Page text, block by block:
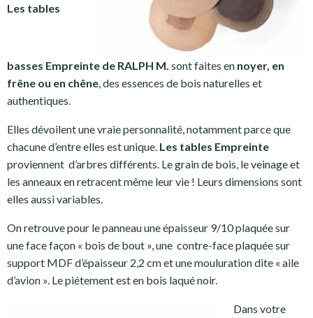
Les tables
basses Empreinte de RALPH M. sont faites en noyer, en
frêne ou en chêne , des essences de bois naturelles et
authentiques.
Elles dévoilent une vraie personnalité, notamment parce que
chacune d’entre elles est unique. Les tables Empreinte
proviennent d’arbres différents. Le grain de bois, le veinage et
les anneaux en retracent même leur vie ! Leurs dimensions sont
elles aussi variables.
On retrouve pour le panneau une épaisseur 9/10 plaquée sur
une face façon « bois de bout », une contre-face plaquée sur
support MDF d’épaisseur 2,2 cm et une mouluration dite « aile
d’avion ». Le piétement est en bois laqué noir.
Dans votre